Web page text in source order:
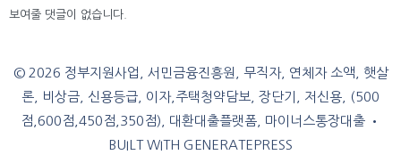
보여줄 댓글이 없습니다.
© 2026 정부지원사업, 서민금융진흥원, 무직자, 연체자 소액, 햇살
론, 비상금, 신용등급, 이자,주택청약담보, 장단기, 저신용, (500
점,600점,450점,350점), 대환대출플랫폼, 마이너스통장대출 •
BUILT WITH GENERATEPRESS